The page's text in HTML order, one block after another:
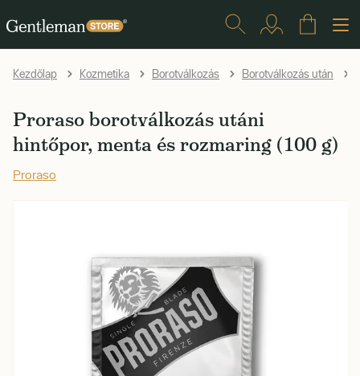
Kezdőlap Kozmetika Borotválkozás Borotválkozás után
Proraso borotválkozás utáni
hintőpor, menta és rozmaring (100 g)
Proraso